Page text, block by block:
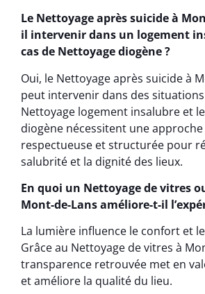
Le Nettoyage après suicide à
il intervenir dans un logement
cas de Nettoyage diogène ?
Oui, le Nettoyage après suicide à
peut intervenir dans des
Nettoyage logement insalubre et
diogène nécessitent une
respectueuse et structurée pour
salubrité et la dignité des lieux.
En quoi un Nettoyage de vitres
Mont-de-Lans améliore-t-il
La lumière influence le confort et
Grâce au Nettoyage de vitres à
transparence retrouvée met en
et améliore la qualité du lieu.